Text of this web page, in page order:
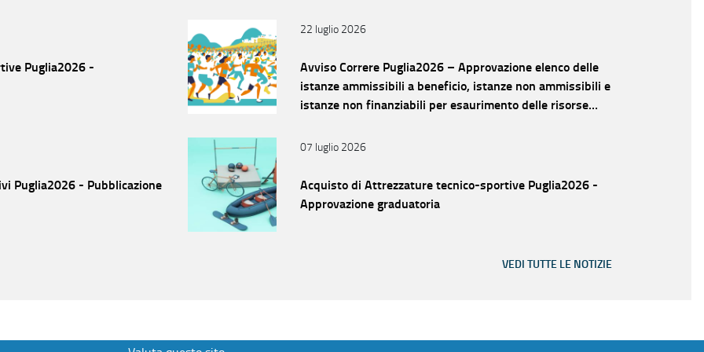
Puglia2026 -
22 luglio 2026
Avviso Correre Puglia2026 – Approvazione elenco delle
istanze ammissibili a beneficio, istanze non ammissibili e
istanze non finanziabili per esaurimento delle risorse
Puglia2026 - Pubblicazione
07 luglio 2026
Acquisto di Attrezzature tecnico-sportive Puglia2026 -
Approvazione graduatoria
VEDI TUTTE LE NOTIZIE